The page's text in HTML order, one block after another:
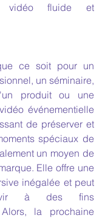
vidéo fluide et
ce soit pour un
un séminaire,
produit ou une
événementielle
de préserver et
spéciaux de
un moyen de
Elle offre une
inégalée et peut
à des fins
Alors, la prochaine